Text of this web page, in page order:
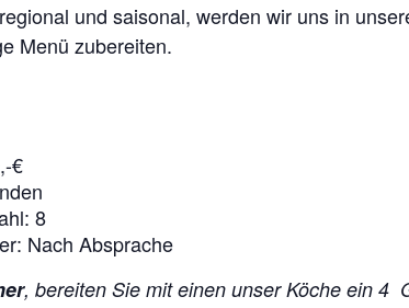
und saisonal, werden wir uns in
Menü zubereiten.
€
8
Nach Absprache
, bereiten Sie mit einen unser Köche ein 4